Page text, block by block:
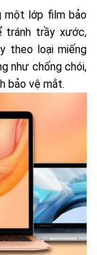
một lớp film bảo
tránh trầy xước,
theo loại miếng
như chống chói,
bảo vệ mắt.